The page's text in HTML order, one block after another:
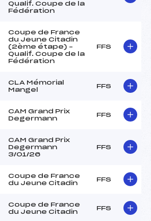
Qualif. Coupe de la
Fédération
Coupe de France
du Jeune Citadin
(2ème étape) –
Qualif. Coupe de la
Fédération
FFS
CLA Mémorial
Mangel
FFS
CAM Grand Prix
Degermann
FFS
CAM Grand Prix
Degermann
3/01/26
FFS
Coupe de France
du Jeune Citadin
FFS
Coupe de France
du Jeune Citadin
FFS